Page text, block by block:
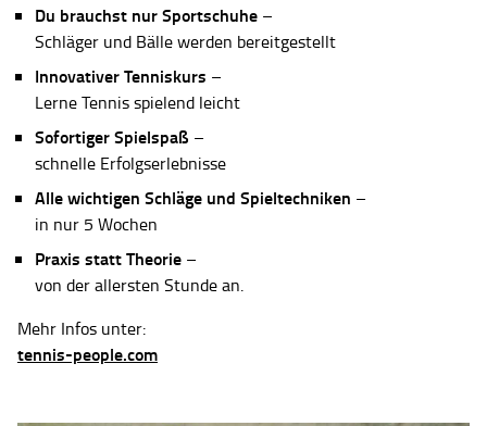
Du brauchst nur Sportschuhe –
Schläger und Bälle werden bereitgestellt
Innovativer Tenniskurs –
Lerne Tennis spielend leicht
Sofortiger Spielspaß –
schnelle Erfolgserlebnisse
Alle wichtigen Schläge und Spieltechniken –
in nur 5 Wochen
Praxis statt Theorie –
von der allersten Stunde an.
Mehr Infos unter:
tennis-people.com